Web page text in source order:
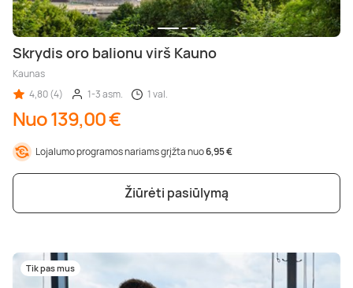
Skrydis oro balionu virš Kauno
Kaunas
4,80 (4)
1-3 asm. 1 val.
Nuo 139,00 €
Lojalumo programos nariams grįžta nuo6,95 €
Žiūrėti pasiūlymą
Tik pas mus